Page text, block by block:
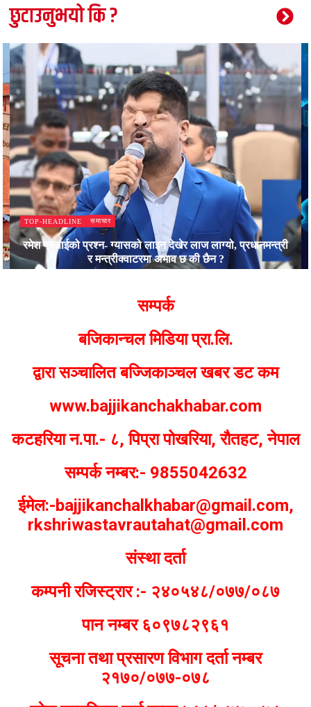
छुटाउनुभयो कि ?
TOP-HEADLINE समाचार
रमेश प्रसाईको प्रश्न- ग्यासको लाइन देखेर लाज लाग्यो, प्रधानमन्त्री
र मन्त्रीक्वाटरमा अभाव छ की छैन ?
सम्पर्क
बजिकान्चल मिडिया प्रा.लि.
द्वारा सञ्चालित बज्जिकाञ्चल खबर डट कम
www.bajjikanchakhabar.com
कटहरिया न.पा.- ८, पिप्रा पोखरिया, रौतहट, नेपाल
सम्पर्क नम्बर:- 9855042632
ईमेल:-bajjikanchalkhabar@gmail.com,
rkshriwastavrautahat@gmail.com
संस्था दर्ता
कम्पनी रजिस्ट्रार :- २४०५४८/०७७/०८७
पान नम्बर ६०९७८२९६१
सूचना तथा प्रसारण विभाग दर्ता नम्बर
२१७०/०७७-०७८